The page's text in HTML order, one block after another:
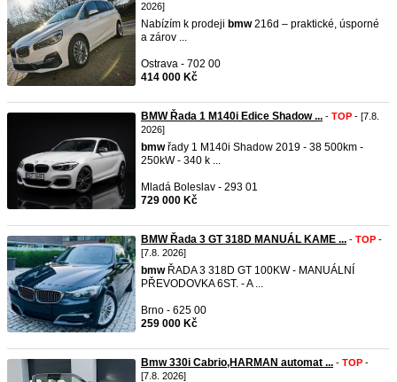
2026]
Nabízím k prodeji bmw216d – praktické, úsporné
a zárov ...
Ostrava - 702 00
414 000 Kč
BMW Řada 1 M140i Edice Shadow ... - TOP - [7.8.
2026]
bmwřady 1 M140i Shadow 2019 - 38 500km -
250kW - 340 k ...
Mladá Boleslav - 293 01
729 000 Kč
BMW Řada 3 GT 318D MANUÁL KAME ... - TOP -
[7.8. 2026]
bmwŘADA 3 318D GT 100KW - MANUÁLNÍ
PŘEVODOVKA 6ST. - A ...
Brno - 625 00
259 000 Kč
Bmw 330i Cabrio,HARMAN automat ... - TOP -
[7.8. 2026]